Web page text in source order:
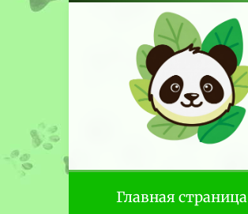
Перейти
Главная страница